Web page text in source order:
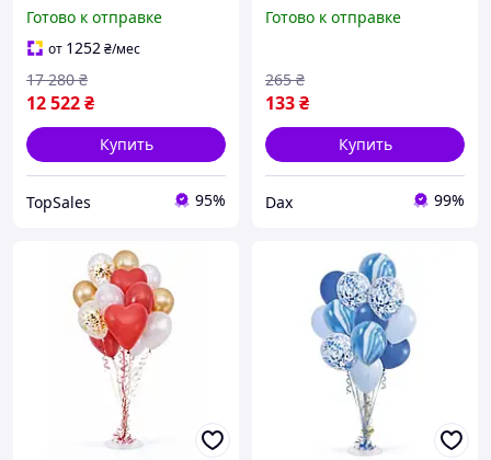
органайзер
Готово к отправке
от 1252₴/мес
12 522₴
17 280 ₴
Купить
TopSales 95%
для празника дня
dax
Готово к отправке
133₴
265 ₴
Купить
Dax 99%